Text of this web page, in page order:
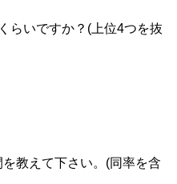
らいですか？(上位4つを抜
教えて下さい。(同率を含